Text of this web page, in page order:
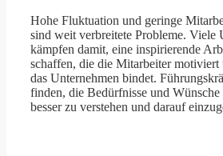
Hohe Fluktuation und geringe
sind weit verbreitete Probleme. Viele
kämpfen damit, eine inspirierende
schaffen, die die Mitarbeiter motiviert
das Unternehmen bindet.
finden, die Bedürfnisse und
besser zu verstehen und darauf